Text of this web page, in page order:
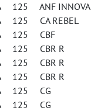
125 ANF INNOVA
125 CA REBEL
125 CBF
125 CBR R
125 CBR R
125 CBR R
125 CG
125 CG